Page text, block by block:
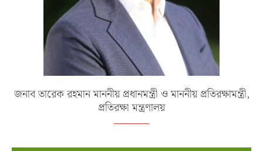
জনাব তারেক রহমান মাননীয় প্রধানমন্ত্রী ও মাননীয় প্রতিরক্ষামন্ত্রী,
প্রতিরক্ষা মন্ত্রণালয়